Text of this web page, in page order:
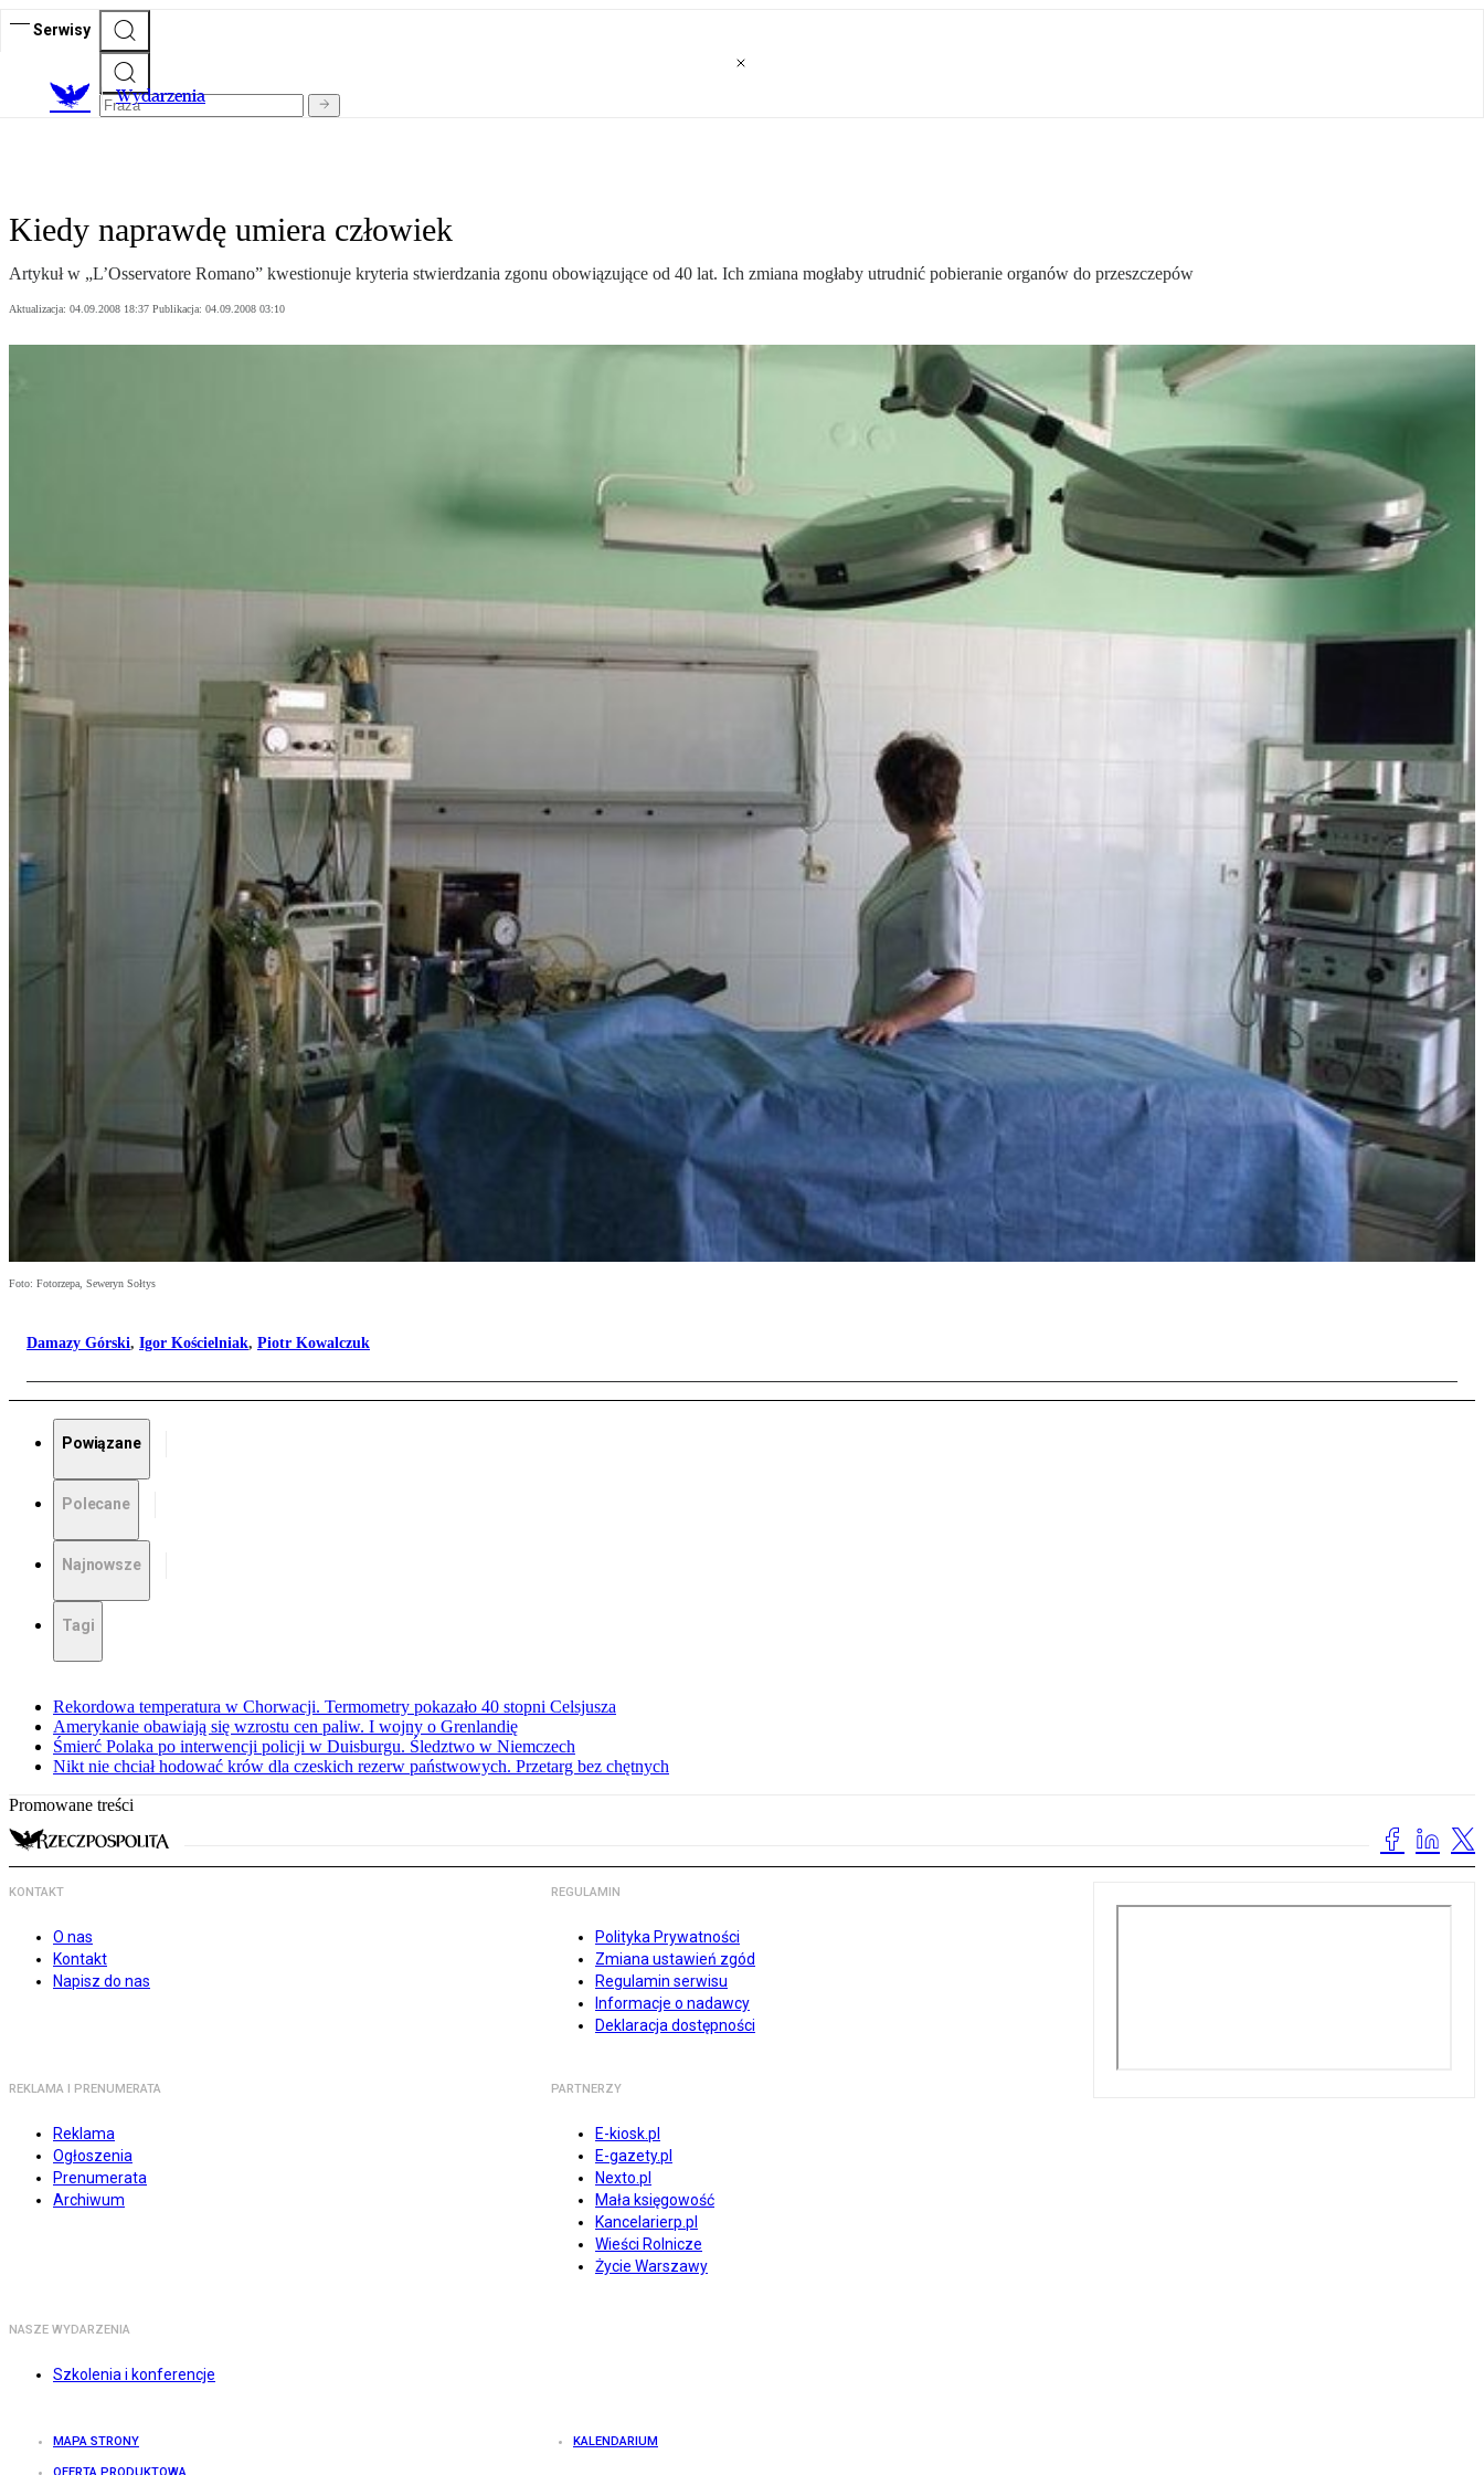
Serwisy
Wydarzenia
Kiedy naprawdę umiera człowiek
Artykuł w „L’Osservatore Romano” kwestionuje kryteria stwierdzania zgonu obowiązujące od 40 lat. Ich zmiana mogłaby utrudnić pobieranie organów do przeszczepów
Aktualizacja: 04.09.2008 18:37 Publikacja: 04.09.2008 03:10
Foto: Fotorzepa, Seweryn Sołtys
Damazy Górski, Igor Kościelniak, Piotr Kowalczuk
Powiązane
Polecane
Najnowsze
Tagi
Rekordowa temperatura w Chorwacji. Termometry pokazało 40 stopni Celsjusza
Amerykanie obawiają się wzrostu cen paliw. I wojny o Grenlandię
Śmierć Polaka po interwencji policji w Duisburgu. Śledztwo w Niemczech
Nikt nie chciał hodować krów dla czeskich rezerw państwowych. Przetarg bez chętnych
Promowane treści
KONTAKT
O nas
Kontakt
Napisz do nas
REGULAMIN
Polityka Prywatności
Zmiana ustawień zgód
Regulamin serwisu
Informacje o nadawcy
Deklaracja dostępności
REKLAMA I PRENUMERATA
Reklama
Ogłoszenia
Prenumerata
Archiwum
PARTNERZY
E-kiosk.pl
E-gazety.pl
Nexto.pl
Mała księgowość
Kancelarierp.pl
Wieści Rolnicze
Życie Warszawy
NASZE WYDARZENIA
Szkolenia i konferencje
MAPA STRONY KALENDARIUM